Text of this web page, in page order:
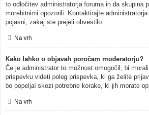
to odločitev administratorja foruma in da skupina
morebitnimi opozorili. Kontaktirajte
pojasni, zakaj ste prejeli obvestilo.
Na vrh
Kako lahko o objavah poročam moderatorju?
Če je administrator to možnost omogočil, bi
prispevku videti poleg prispevka, ki ga želite
bo popeljal skozi potrebne korake, ki jih morate
Na vrh